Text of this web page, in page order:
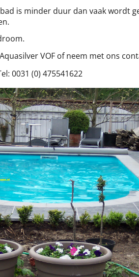
is minder duur dan vaak wordt
VOF of neem met ons
0031 (0) 475541622